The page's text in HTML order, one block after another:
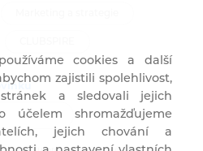
cookies a další
zajistili spolehlivost,
a sledovali jejich
účelem shromažďujeme
jejich chování a